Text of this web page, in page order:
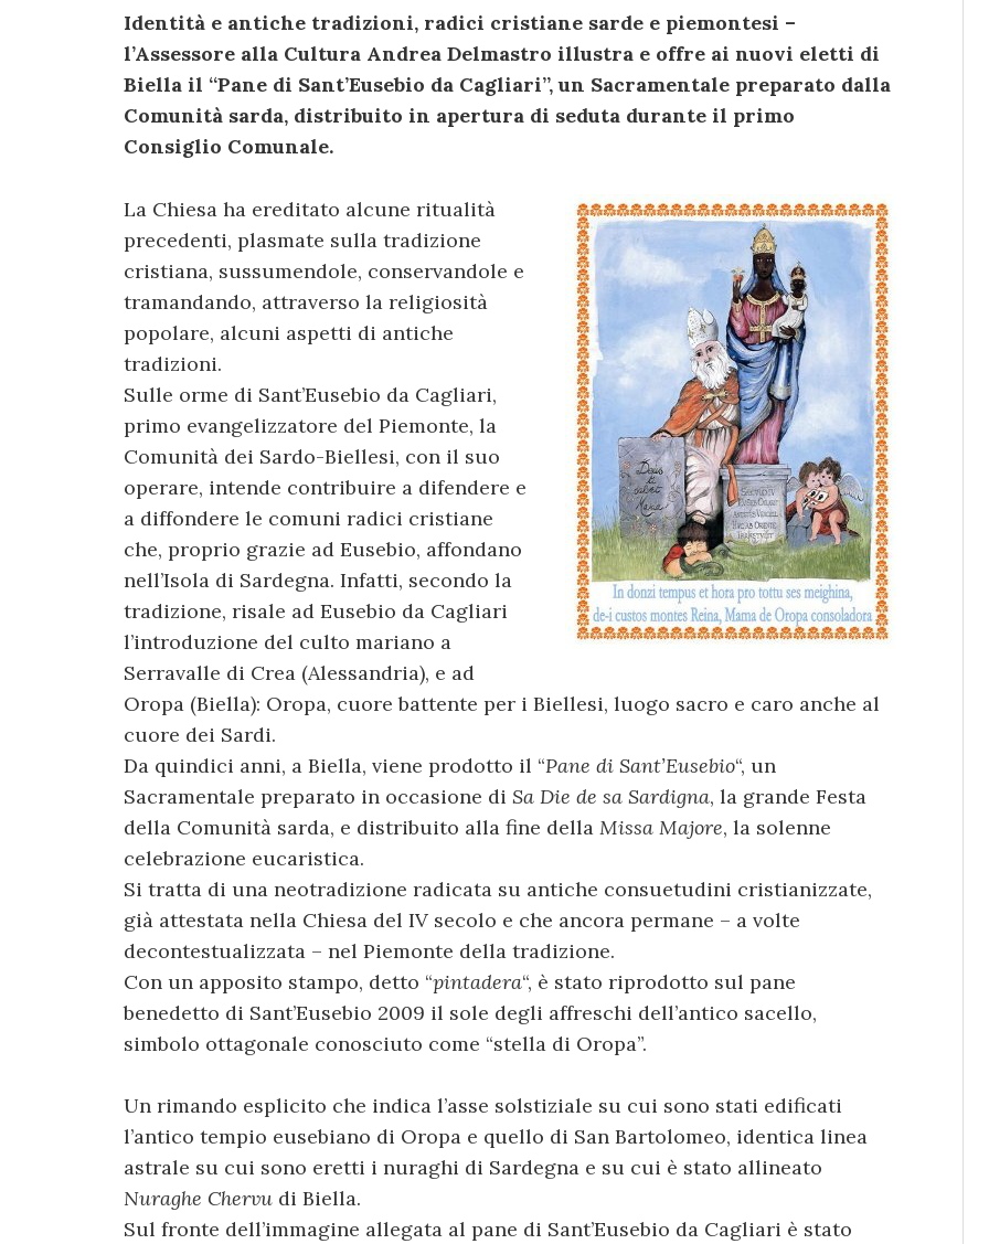
Identità e antiche tradizioni, radici cristiane sarde e piemontesi –
l’Assessore alla Cultura Andrea Delmastro illustra e offre ai nuovi eletti di
Biella il “Pane di Sant’Eusebio da Cagliari”, un Sacramentale preparato dalla
Comunità sarda, distribuito in apertura di seduta durante il primo
Consiglio Comunale.
La Chiesa ha ereditato alcune ritualità
precedenti, plasmate sulla tradizione
cristiana, sussumendole, conservandole e
tramandando, attraverso la religiosità
popolare, alcuni aspetti di antiche
tradizioni.
Sulle orme di Sant’Eusebio da Cagliari,
primo evangelizzatore del Piemonte, la
Comunità dei Sardo-Biellesi, con il suo
operare, intende contribuire a difendere e
a diffondere le comuni radici cristiane
che, proprio grazie ad Eusebio, affondano
nell’Isola di Sardegna. Infatti, secondo la
tradizione, risale ad Eusebio da Cagliari
l’introduzione del culto mariano a
Serravalle di Crea (Alessandria), e ad
Oropa (Biella): Oropa, cuore battente per i Biellesi, luogo sacro e caro anche al
cuore dei Sardi.
Da quindici anni, a Biella, viene prodotto il “Pane di Sant’Eusebio“, un
Sacramentale preparato in occasione di Sa Die de sa Sardigna, la grande Festa
della Comunità sarda, e distribuito alla fine della Missa Majore, la solenne
celebrazione eucaristica.
Si tratta di una neotradizione radicata su antiche consuetudini cristianizzate,
già attestata nella Chiesa del IV secolo e che ancora permane – a volte
decontestualizzata – nel Piemonte della tradizione.
Con un apposito stampo, detto “pintadera“, è stato riprodotto sul pane
benedetto di Sant’Eusebio 2009 il sole degli affreschi dell’antico sacello,
simbolo ottagonale conosciuto come “stella di Oropa”.
Un rimando esplicito che indica l’asse solstiziale su cui sono stati edificati
l’antico tempio eusebiano di Oropa e quello di San Bartolomeo, identica linea
astrale su cui sono eretti i nuraghi di Sardegna e su cui è stato allineato
Nuraghe Chervu di Biella.
Sul fronte dell’immagine allegata al pane di Sant’Eusebio da Cagliari è stato